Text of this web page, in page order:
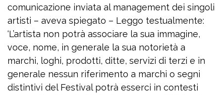
comunicazione inviata al management dei singoli
artisti – aveva spiegato – Leggo testualmente:
‘L’artista non potrà associare la sua immagine,
voce, nome, in generale la sua notorietà a
marchi, loghi, prodotti, ditte, servizi di terzi e in
generale nessun riferimento a marchi o segni
distintivi del Festival potrà esserci in contesti